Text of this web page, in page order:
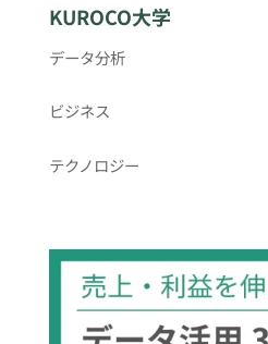
KUROCO大学
データ分析
ビジネス
テクノロジー